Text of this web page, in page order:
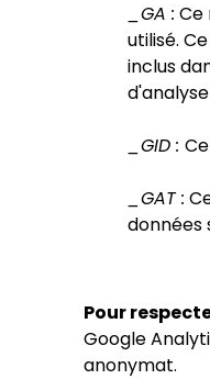
_GA : Ce
utilisé.
inclus
_GID :
_GAT :
données
Pour
Google
anonymat.